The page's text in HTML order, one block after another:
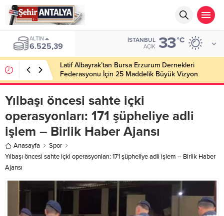
ALTIN
6.525,39
İSTANBUL
AÇIK 33°C
Latif Albayrak’tan Bursa Erzurum Dernekleri
Federasyonu İçin 25 Maddelik Büyük Vizyon
Yılbaşı öncesi sahte içki
operasyonları: 171 şüpheliye adli
işlem – Birlik Haber Ajansı
Anasayfa
Spor
Yılbaşı öncesi sahte içki operasyonları: 171 şüpheliye adli işlem – Birlik Haber
Ajansı